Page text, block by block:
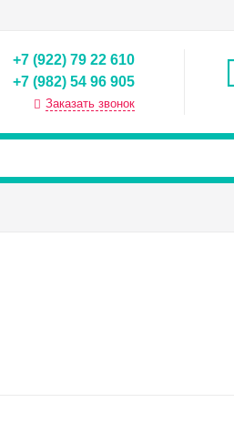
+7 (922) 79 22 610
+7 (982) 54 96 905
Заказать звонок